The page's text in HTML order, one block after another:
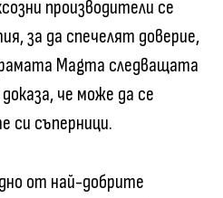
производители се
за да спечелят доверие,
Magma следващата
че може да се
си съперници.
от най-добрите